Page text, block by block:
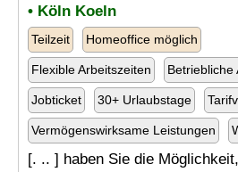
• Köln Koeln
Teilzeit Homeoffice möglich
Flexible Arbeitszeiten Betriebliche
Jobticket 30+ Urlaubstage
Vermögenswirksame Leistungen
[. .. ] haben Sie die